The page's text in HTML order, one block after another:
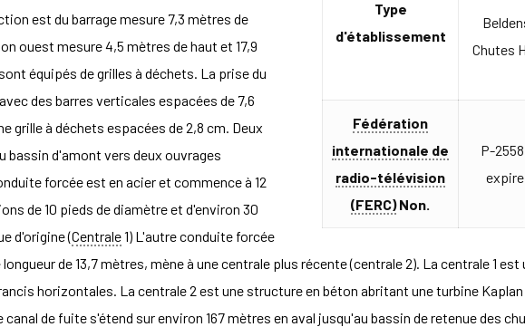
Type
d'établissement
Chutes
Fédération
internationale de
radio-télévision
(FERC)Non.
P-
est du barrage mesure 7,3 mètres de
ouest mesure 4,5 mètres de haut et 17,9
équipés de grilles à déchets. La prise du
des barres verticales espacées de 7,6
grille à déchets espacées de 2,8 cm. Deux
bassin d'amont vers deux ouvrages
forcée est en acier et commence à 12
de 10 pieds de diamètre et d'environ 30
d'origine (Centrale1) L'autre conduite forcée
de 13,7 mètres, mène à une centrale plus récente (centrale 2). La centrale 1
horizontales. La centrale 2 est une structure en béton abritant une turbine
de fuite s'étend sur environ 167 mètres en aval jusqu'au bassin de retenue des